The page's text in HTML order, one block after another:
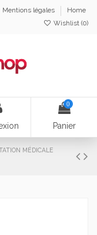
Mentions légales
Home
Wishlist (0)
0
Panier
MÉDICALE